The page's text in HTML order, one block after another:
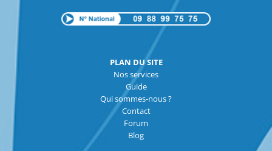
PLAN DU SITE
Nos services
Guide
Qui sommes-nous ?
Contact
Forum
Blog